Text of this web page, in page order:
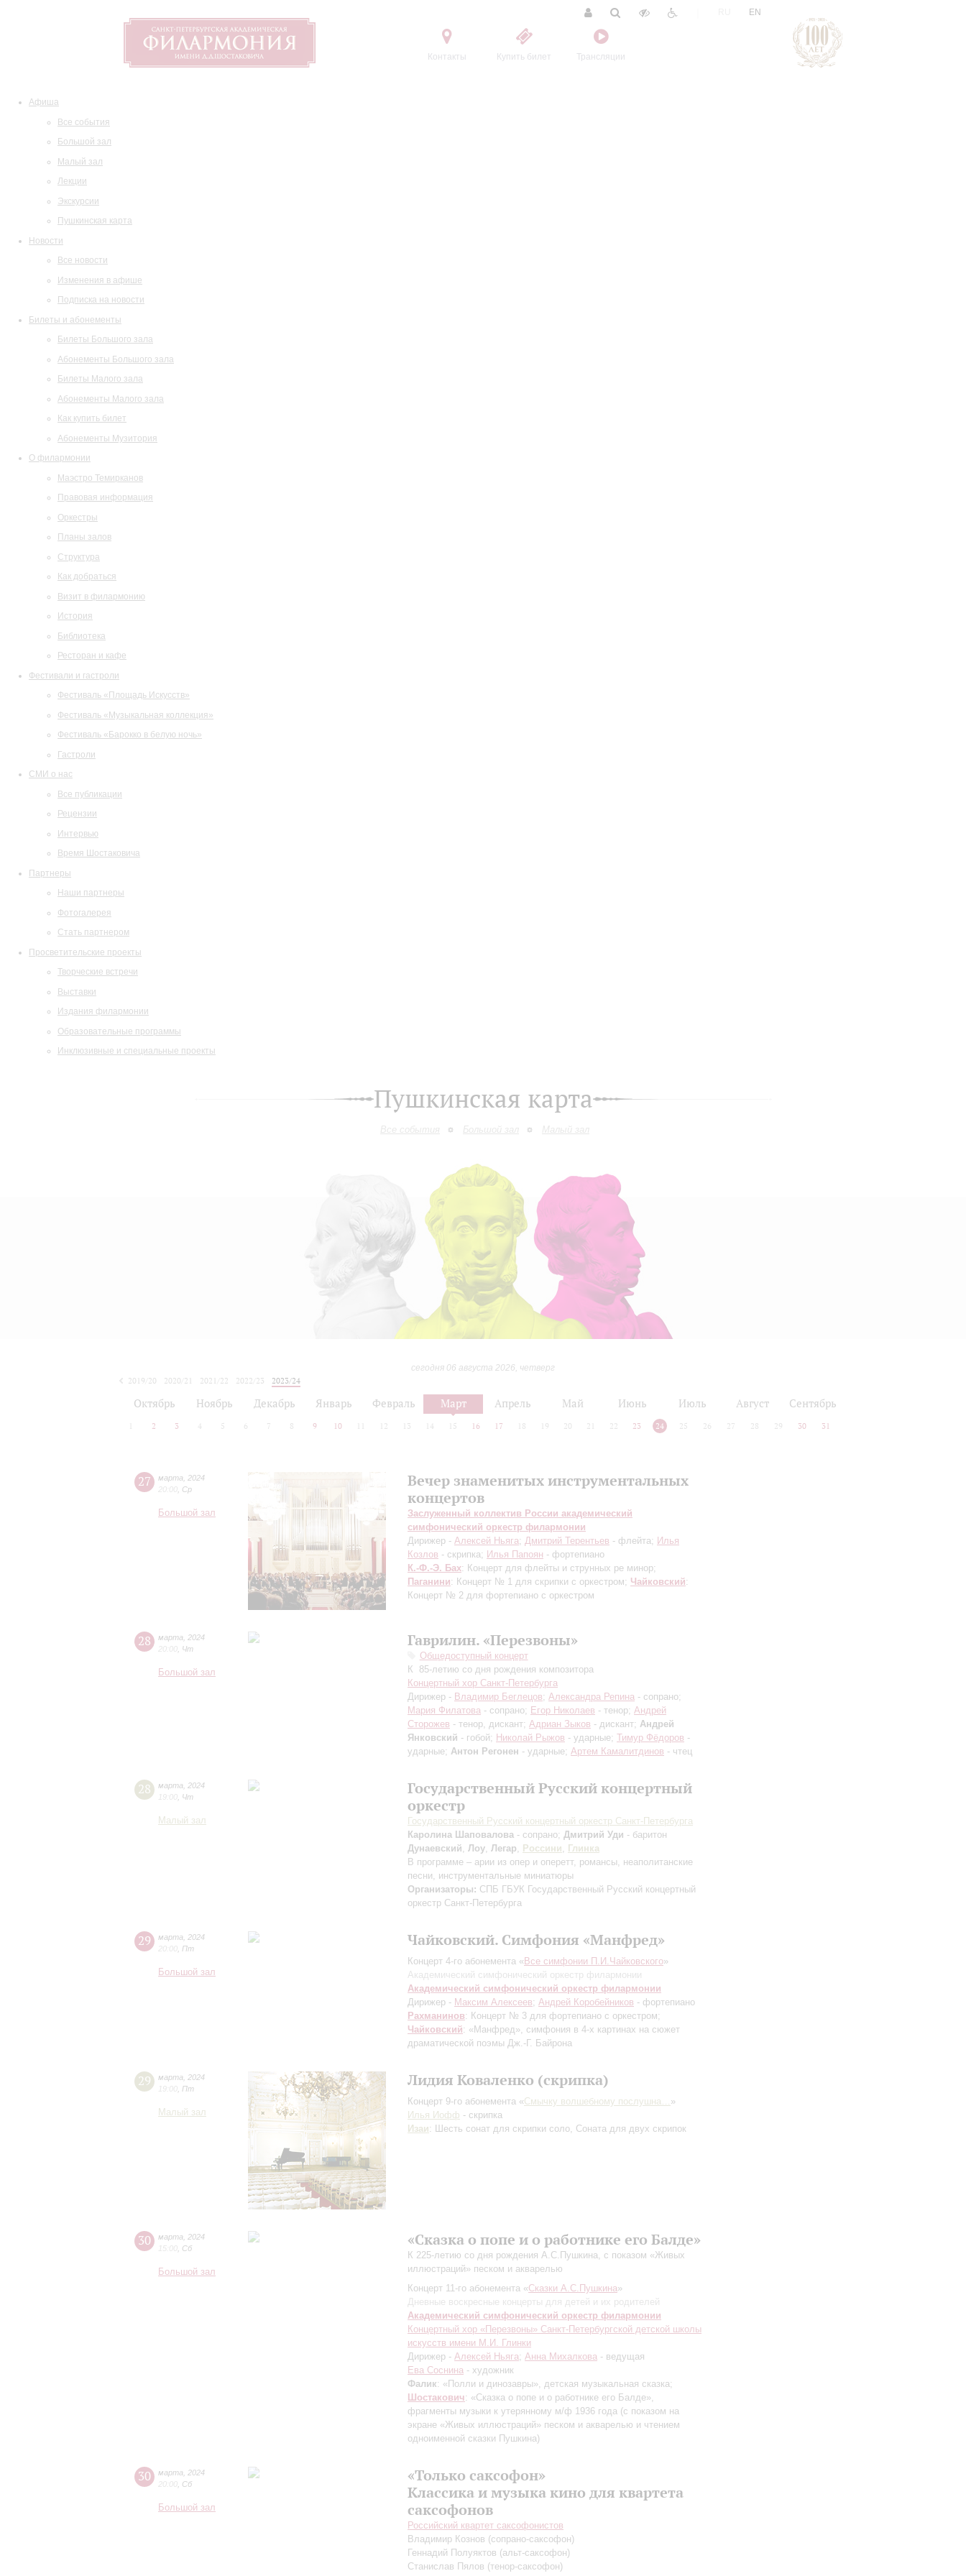
Контакты Купить билет Трансляции
EN
Афиша
Все события
Большой зал
Малый зал
Лекции
Экскурсии
Пушкинская карта
Новости
Все новости
Изменения в афише
Подписка на новости
Билеты и абонементы
Билеты Большого зала
Абонементы Большого зала
Билеты Малого зала
Абонементы Малого зала
Как купить билет
Абонементы Музитория
О филармонии
Маэстро Темирканов
Правовая информация
Оркестры
Планы залов
Структура
Как добраться
Визит в филармонию
История
Библиотека
Ресторан и кафе
Фестивали и гастроли
Фестиваль «Площадь Искусств»
Фестиваль «Музыкальная коллекция»
Фестиваль «Барокко в белую ночь»
Гастроли
СМИ о нас
Все публикации
Рецензии
Интервью
Время Шостаковича
Партнеры
Наши партнеры
Фотогалерея
Стать партнером
Просветительские проекты
Творческие встречи
Выставки
Издания филармонии
Образовательные программы
Инклюзивные и специальные проекты
Пушкинская карта
Все события Большой зал Малый зал
сегодня 06 августа 2026, четверг
2019/20
2020/21 2021/22 2022/23
2023/24
Октябрь Ноябрь Декабрь Январь Февраль Март Апрель Май Июнь Июль Август Сентябрь
2 3 4 5 6 7 8 9 10 12 13 14 15 16 17 18 19 20 21 22 23 24 25 26 27 28 29 30 31
27 марта
2024
20:00 Ср
Большой зал
Вечер знаменитых инструментальных
концертов
Заслуженный коллектив России академический
симфонический оркестр филармонии
Дирижер - Алексей Ньяга; Дмитрий Терентьев - флейта; Илья
Козлов - скрипка; Илья Папоян - фортепиано
К.-Ф.-Э. Бах: Концерт для флейты и струнных ре минор;
Паганини: Концерт № 1 для скрипки с оркестром; Чайковский:
Концерт № 2 для фортепиано с оркестром
28 марта
2024
20:00 Чт
Большой зал
Гаврилин. «Перезвоны»
Общедоступный концерт
К 85-летию со дня рождения композитора
Концертный хор Санкт-Петербурга
Дирижер - Владимир Беглецов; Александра Репина - сопрано;
Мария Филатова - сопрано; Егор Николаев - тенор; Андрей
Сторожев - тенор, дискант; Адриан Зыков - дискант; Андрей
Янковский - гобой; Николай Рыжов - ударные; Тимур Фёдоров -
ударные; Антон Регонен - ударные; Артем Камалитдинов - чтец
28 марта
2024
19:00 Чт
Малый зал
Государственный Русский концертный
оркестр
Государственный Русский концертный оркестр Санкт-Петербурга
Каролина Шаповалова - сопрано; Дмитрий Уди - баритон
Дунаевский, Лоу, Легар, Россини, Глинка
В программе – арии из опер и оперетт, романсы, неаполитанские
песни, инструментальные миниатюры
Организаторы: СПБ ГБУК Государственный Русский концертный
оркестр Санкт-Петербурга
29 марта
2024
20:00 Пт
Большой зал
Чайковский. Симфония «Манфред»
Концерт 4-го абонемента « Все симфонии П.И.Чайковского»
Академический симфонический оркестр филармонии
Академический симфонический оркестр филармонии
Дирижер - Максим Алексеев; Андрей Коробейников - фортепиано
Рахманинов: Концерт № 3 для фортепиано с оркестром;
Чайковский: «Манфред», симфония в 4-х картинах на сюжет
драматической поэмы Дж.-Г. Байрона
29 марта
2024
19:00 Пт
Малый зал
Лидия Коваленко (скрипка)
Концерт 9-го абонемента «Смычку волшебному послушна… »
Илья Иофф - скрипка
Изаи: Шесть сонат для скрипки соло, Соната для двух скрипок
30 марта
2024
15:00 Сб
Большой зал
«Сказка о попе и о работнике его Балде»
К 225-летию со дня рождения А.С.Пушкина, с показом «Живых
иллюстраций» песком и акварелью
Концерт 11-го абонемента «Сказки А.С.Пушкина»
Дневные воскресные концерты для детей и их родителей
Академический симфонический оркестр филармонии
Концертный хор «Перезвоны» Санкт-Петербургской детской школы
искусств имени М.И. Глинки
Дирижер - Алексей Ньяга; Анна Михалкова - ведущая
Ева Соснина - художник
Фалик: «Полли и динозавры», детская музыкальная сказка;
Шостакович: «Сказка о попе и о работнике его Балде»,
фрагменты музыки к утерянному м/ф 1936 года (с показом на
экране «Живых иллюстраций» песком и акварелью и чтением
одноименной сказки Пушкина)
30 марта
2024
20:00 Сб
Большой зал
«Только саксофон»
Классика и музыка кино для квартета
саксофонов
Российский квартет саксофонистов
Владимир Кознов (сопрано-саксофон)
Геннадий Полуяктов (альт-саксофон)
Станислав Пялов (тенор-саксофон)